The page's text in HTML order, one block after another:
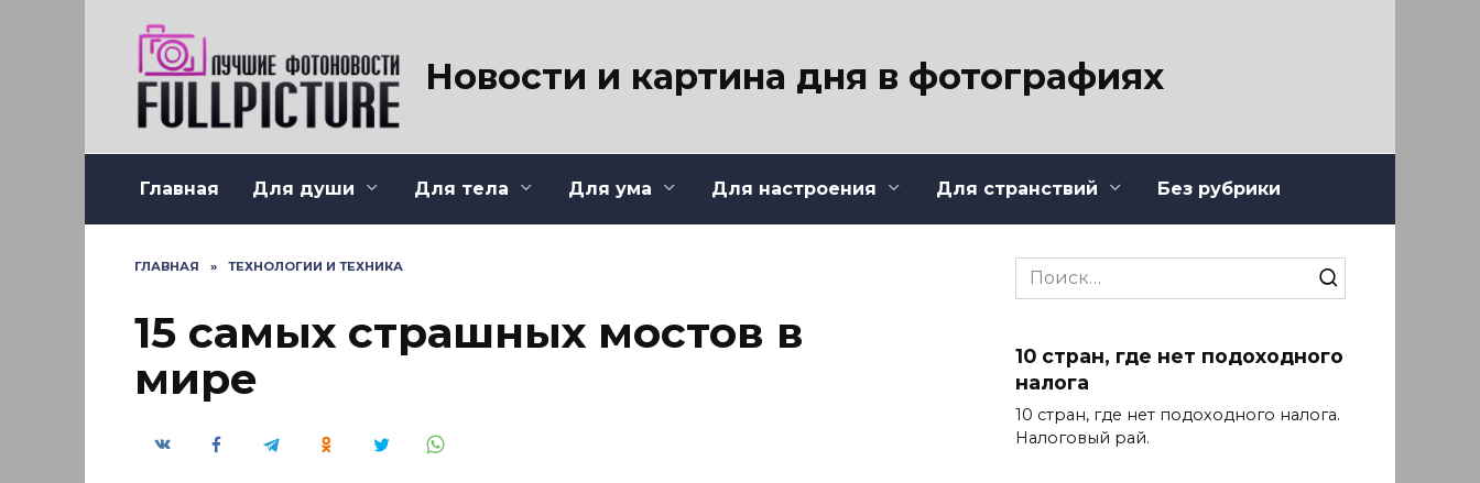
Новости и картина дня в фотографиях
Главная Для души Для тела Для ума Для настроения Для странствий Без рубрики
ГЛАВНАЯ » ТЕХНОЛОГИИ И ТЕХНИКА
15 самых страшных мостов в
мире
Search
for:
10 стран, где нет подоходного
налога
10 стран, где нет подоходного налога.
Налоговый рай.